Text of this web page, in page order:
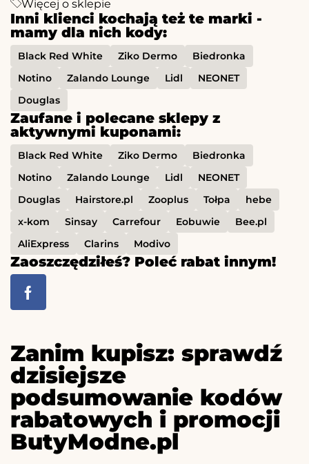
Więcej o sklepie
Inni klienci kochają też te marki -
mamy dla nich kody:
Black Red White Ziko Dermo
Biedronka
Notino
Zalando Lounge Lidl
NEONET
Douglas
Zaufane i polecane sklepy z
aktywnymi kuponami:
Black Red White Ziko Dermo
Biedronka
Notino
Zalando Lounge Lidl
NEONET
Douglas
Hairstore.pl Zooplus Tołpa
hebe
x-kom
Sinsay Carrefour Eobuwie
Bee.pl
AliExpress
Clarins Modivo
Zaoszczędziłeś? Poleć rabat innym!
Zanim kupisz: sprawdź
dzisiejsze
podsumowanie kodów
rabatowych i promocji
ButyModne.pl